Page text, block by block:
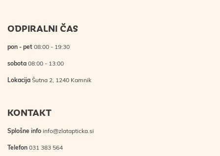
ODPIRALNI ČAS
pon - pet 08:00 - 19:30
sobota 08:00 - 13:00
Lokacija Šutna 2, 1240 Kamnik
KONTAKT
Splošne info info@zlatapticka.si
Telefon 031 383 564